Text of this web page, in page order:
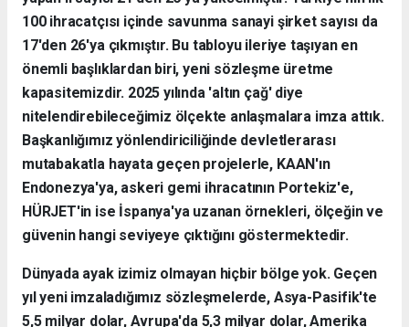
100 ihracatçısı içinde savunma sanayi şirket sayısı da
17'den 26'ya çıkmıştır. Bu tabloyu ileriye taşıyan en
önemli başlıklardan biri, yeni sözleşme üretme
kapasitemizdir. 2025 yılında 'altın çağ' diye
nitelendirebileceğimiz ölçekte anlaşmalara imza attık.
Başkanlığımız yönlendiriciliğinde devletlerarası
mutabakatla hayata geçen projelerle, KAAN'ın
Endonezya'ya, askeri gemi ihracatının Portekiz'e,
HÜRJET'in ise İspanya'ya uzanan örnekleri, ölçeğin ve
güvenin hangi seviyeye çıktığını göstermektedir.
Dünyada ayak izimiz olmayan hiçbir bölge yok. Geçen
yıl yeni imzaladığımız sözleşmelerde, Asya-Pasifik'te
5,5 milyar dolar, Avrupa'da 5,3 milyar dolar, Amerika